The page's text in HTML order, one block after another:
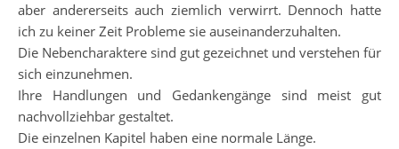
aber andererseits auch ziemlich verwirrt. Dennoch hatte
ich zu keiner Zeit Probleme sie auseinanderzuhalten.
Die Nebencharaktere sind gut gezeichnet und verstehen für
sich einzunehmen.
Ihre Handlungen und Gedankengänge sind meist gut
nachvollziehbar gestaltet.
Die einzelnen Kapitel haben eine normale Länge.